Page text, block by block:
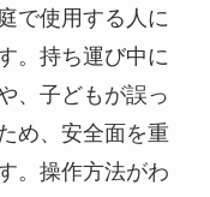
で使用する人に
。持ち運び中に
、子どもが誤っ
め、安全面を重
。操作方法がわ